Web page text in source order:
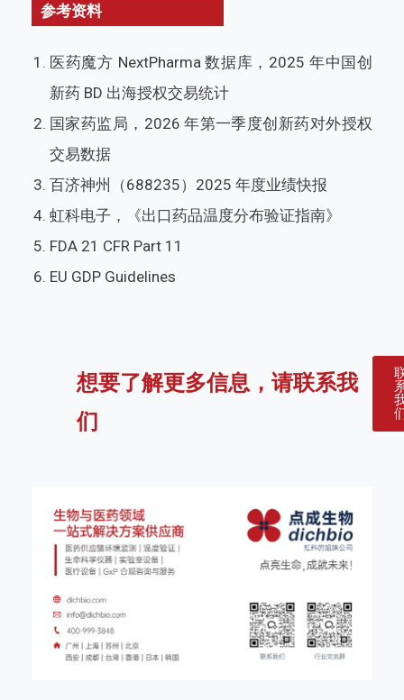
参考资料
医药魔方 NextPharma 数据库，2025 年中国创
新药 BD 出海授权交易统计
国家药监局，2026 年第一季度创新药对外授权
交易数据
百济神州（688235）2025 年度业绩快报
虹科电子，《出口药品温度分布验证指南》
FDA 21 CFR Part 11
EU GDP Guidelines
想要了解更多信息，请联系我
们